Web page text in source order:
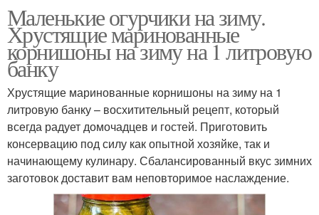
Маленькие огурчики на зиму.
Хрустящие маринованные
корнишоны на зиму на 1 литровую
банку
Хрустящие маринованные корнишоны на зиму на 1
литровую банку – восхитительный рецепт, который
всегда радует домочадцев и гостей. Приготовить
консервацию под силу как опытной хозяйке, так и
начинающему кулинару. Сбалансированный вкус зимних
заготовок доставит вам неповторимое наслаждение.